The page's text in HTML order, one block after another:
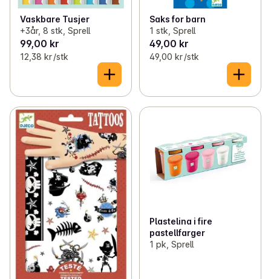
Vaskbare Tusjer
+3år, 8 stk, Sprell
99,00 kr
12,38 kr /stk
Saks for barn
1 stk, Sprell
49,00 kr
49,00 kr /stk
Plastelina i fire
pastellfarger
1 pk, Sprell